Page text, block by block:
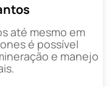
até mesmo em
é possível
e manejo